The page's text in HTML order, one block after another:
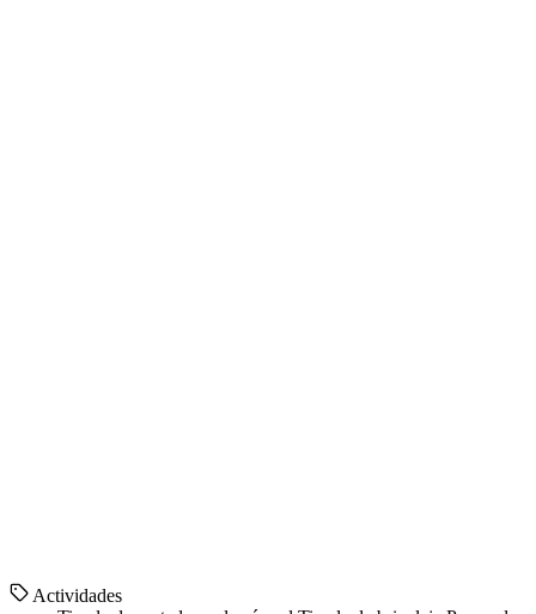
Actividades